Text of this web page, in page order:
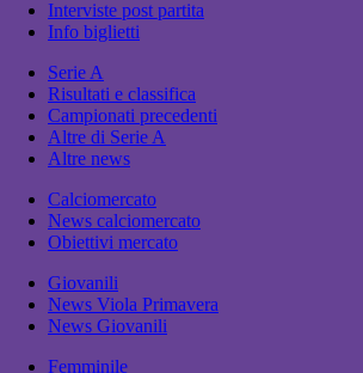
Interviste post partita
Info biglietti
Serie A
Risultati e classifica
Campionati precedenti
Altre di Serie A
Altre news
Calciomercato
News calciomercato
Obiettivi mercato
Giovanili
News Viola Primavera
News Giovanili
Femminile